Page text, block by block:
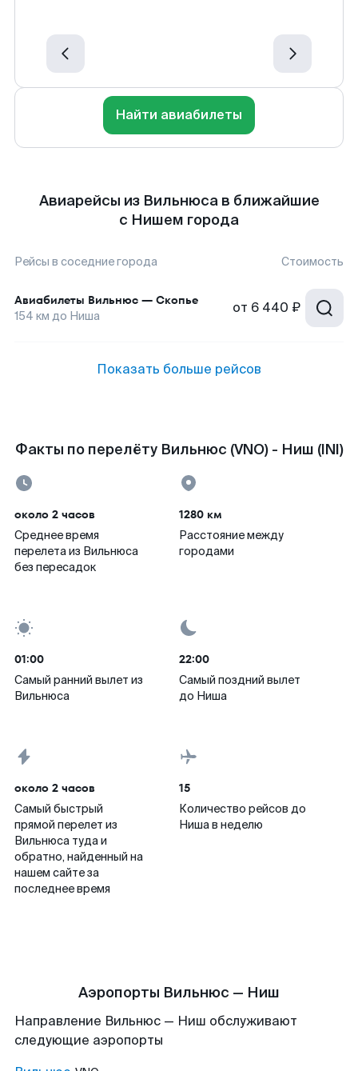
Найти авиабилеты
Авиарейсы из Вильнюса в ближайшие
с Нишем города
Рейсы в соседние города Стоимость
Авиабилеты Вильнюс — Скопье
154 км до Ниша от 6 440 ₽
Показать больше рейсов
Факты по перелёту Вильнюс (VNO) - Ниш (INI)
около 2 часов
Среднее время
перелета из Вильнюса
без пересадок
1280 км
Расстояние между
городами
01:00
Самый ранний вылет из
Вильнюса
22:00
Самый поздний вылет
до Ниша
около 2 часов
Самый быстрый
прямой перелет из
Вильнюса туда и
обратно, найденный на
нашем сайте за
последнее время
15
Количество рейсов до
Ниша в неделю
Аэропорты Вильнюс — Ниш
Направление Вильнюс — Ниш обслуживают
следующие аэропорты